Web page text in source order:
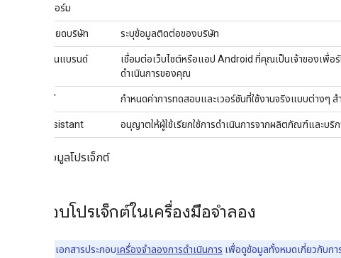
แพลตฟอร์ม
รายละเอียดบริษัท ระบุข้อมูลติดต่อของบริษัท
การยืนยันแบรนด์
เชื่อมต่อเว็บไซต์หรือแอป Android ที่คุณเป็นเจ้าของเพื่อ
ดำเนินการของคุณ
เผยแพร่ กำหนดค่าการทดสอบและเวอร์ชันที่ใช้งานจริงแบบต่างๆ
ลิงก์ Assistant อนุญาตให้ผู้ใช้เรียกใช้การดำเนินการจากผลิตภัณฑ์และบ
วิธีระบุข้อมูลโปรเจ็กต์
ทดสอบโปรเจ็กต์ในเครื่องมือจำลอง
ดูเอกสารประกอบเครื่องจำลองการดำเนินการ เพื่อดูข้อมูลทั้งหมดเกี่ยวกับกา